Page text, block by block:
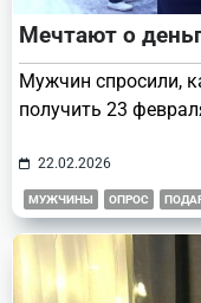
Мечтают о
Мужчин спросили,
получить 23
22.02.2026
МУЖЧИНЫ ОПРОС